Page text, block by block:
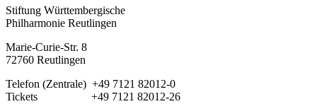
Stiftung Württembergische
Philharmonie Reutlingen
Marie-Curie-Str. 8
72760 Reutlingen
Telefon (Zentrale) +49 7121 82012-0
Tickets +49 7121 82012-26